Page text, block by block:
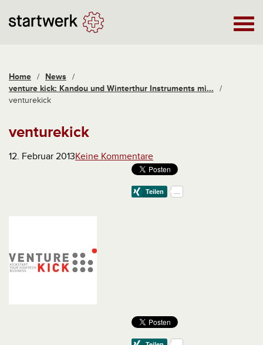
Home / News /
venture kick: Kandou und Winterthur Instruments mi...
/
venturekick
venturekick
12. Februar 2013Keine Kommentare